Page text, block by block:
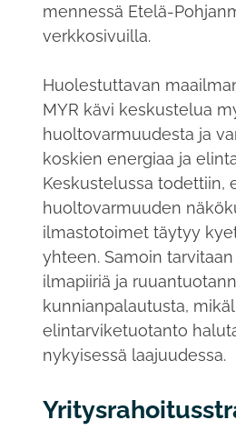
mennessä Etelä-
verkkosivuilla.
Huolestuttavan
MYR kävi keskustelua
huoltovarmuudesta ja
koskien energiaa ja
Keskustelussa todettiin,
huoltovarmuuden
ilmastotoimet täytyy
yhteen. Samoin
ilmapiiriä ja
kunnianpalautusta,
elintarviketuotanto
nykyisessä laajuudessa.